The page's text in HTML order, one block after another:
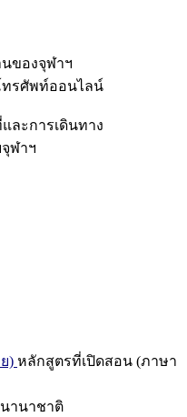
ของจุฬาฯ
รศัพท์ออนไลน์
ละการเดินทาง
ฬาฯ
) หลักสูตรที่เปิดสอน (ภาษา
านาชาติ